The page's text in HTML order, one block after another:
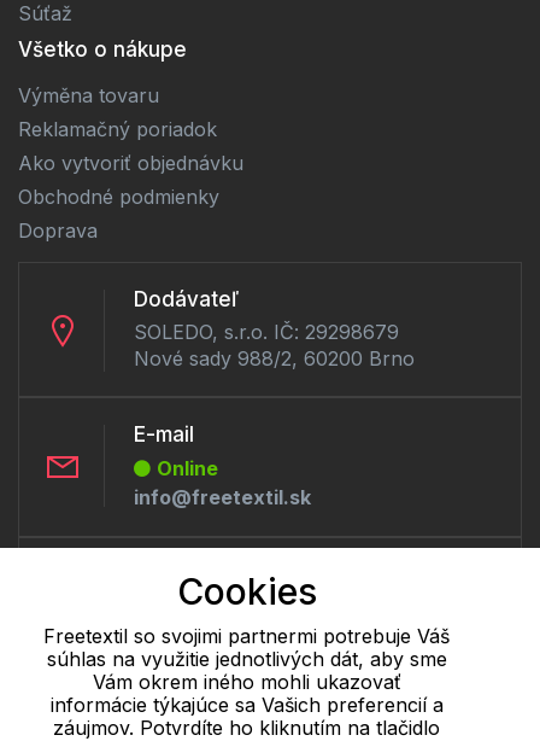
Súťaž
Všetko o nákupe
Výměna tovaru
Reklamačný poriadok
Ako vytvoriť objednávku
Obchodné podmienky
Doprava
Dodávateľ
SOLEDO, s.r.o. IČ: 29298679
Nové sady 988/2, 60200 Brno
E-mail
Online
info@freetextil.sk
Telefón:
Online
+421 277 270 056
Cookie - podrobné nastavenie| Ďalšie informácie|Spracovanie
osobných údajov
Cookies
Freetextil so svojimi partnermi potrebuje Váš
súhlas na využitie jednotlivých dát, aby sme
Vám okrem iného mohli ukazovať
informácie týkajúce sa Vašich preferencií a
záujmov. Potvrdíte ho kliknutím na tlačidlo